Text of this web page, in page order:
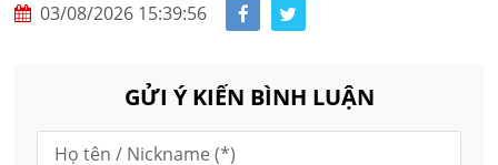
03/08/2026 15:39:56
GỬI Ý KIẾN BÌNH LUẬN